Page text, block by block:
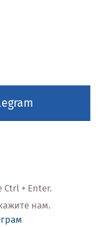
+ Enter.
нам.